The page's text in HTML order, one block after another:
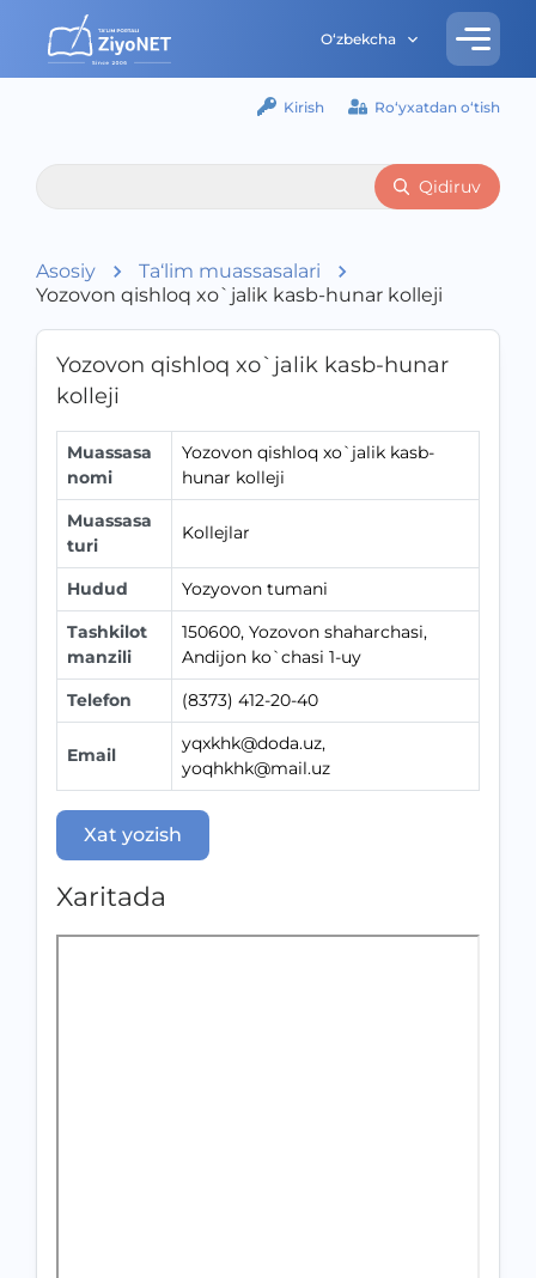
O‘zbekcha
Kirish Ro‘yxatdan o‘tish
Qidiruv
Asosiy
Ta‘lim muassasalari
Yozovon qishloq xo`jalik kasb-hunar kolleji
Yozovon qishloq xo`jalik kasb-hunar
kolleji
Muassasa
nomi
Yozovon qishloq xo`jalik kasb-
hunar kolleji
Muassasa
turi
Kollejlar
Hudud
Yozyovon tumani
Tashkilot
manzili
150600, Yozovon shaharchasi,
Andijon ko`chasi 1-uy
Telefon
(8373) 412-20-40
Email
yqxkhk@doda.uz,
yoqhkhk@mail.uz
Xat yozish
Xaritada